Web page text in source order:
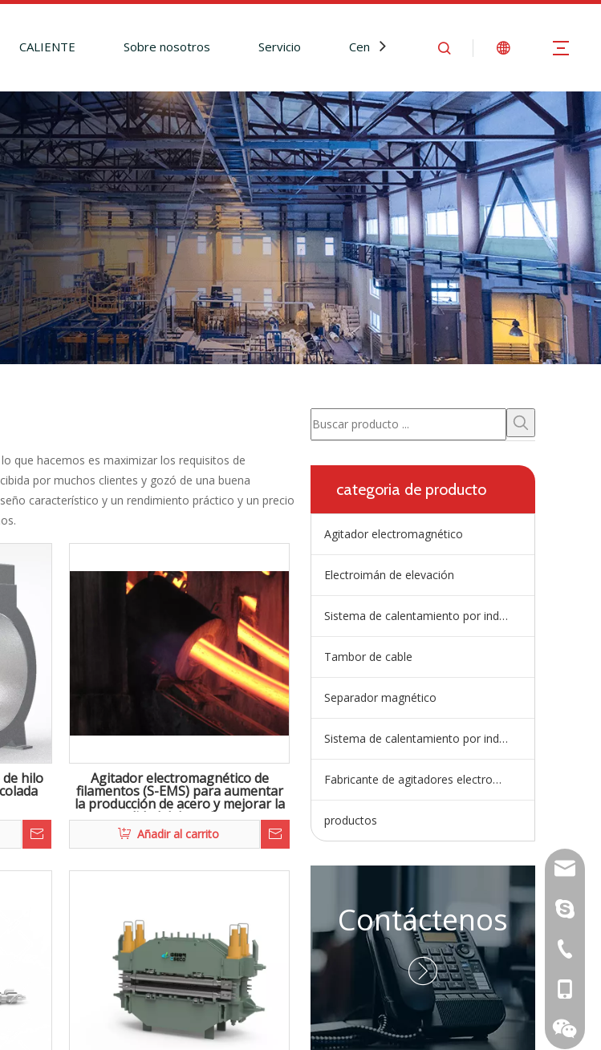
CALIENTE Sobre nosotros Servicio Centro de Noticias Contáctenos
que hacemos es maximizar los requisitos de
por muchos clientes y gozó de una buena
característico y un rendimiento práctico y un precio
hilo Agitador electromagnético de
filamentos (S-EMS) para aumentar
la producción de acero y mejorar la
calidad del producto
Añadir al carrito
categoria de producto
Agitador electromagnético
Electroimán de elevación
Sistema de calentamiento por inducción de artesa
Tambor de cable
Separador magnético
Sistema de calentamiento por inducción
Fabricante de agitadores electromagnéticos
productos
Contáctenos

en
+ 86-